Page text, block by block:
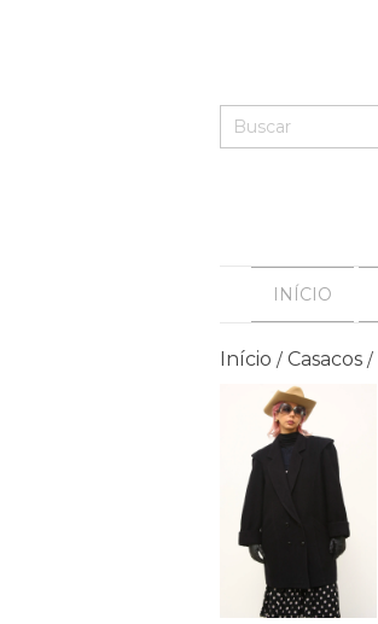
INÍCIO
Início / Casacos /